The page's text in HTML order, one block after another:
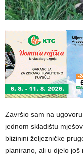
Završio sam na
jednom skladištu
blizinini željezničke
planirano, ali u djelo